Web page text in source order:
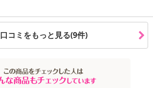
口コミをもっと見る(9件)